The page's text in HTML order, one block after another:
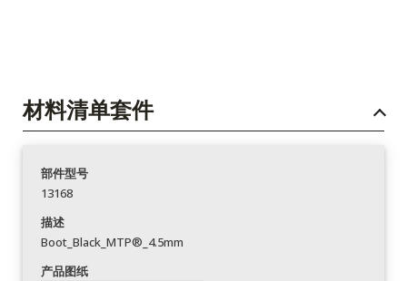
材料清单套件
部件型号
13168
描述
Boot_Black_MTP®_4.5mm
产品图纸